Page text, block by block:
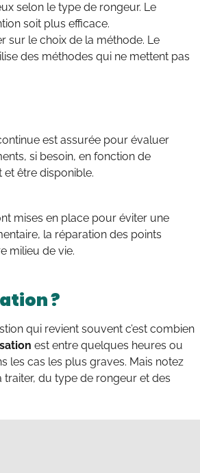
selon le type de rongeur. Le
soit plus efficace.
sur le choix de la méthode. Le
des méthodes qui ne mettent pas
est assurée pour évaluer
si besoin, en fonction de
et être disponible.
mises en place pour éviter une
la réparation des points
milieu de vie.
?
qui revient souvent c’est combien
est entre quelques heures ou
les cas les plus graves. Mais notez
du type de rongeur et des